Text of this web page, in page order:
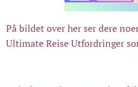
På bildet over her ser dere
Ultimate Reise Utfordringer